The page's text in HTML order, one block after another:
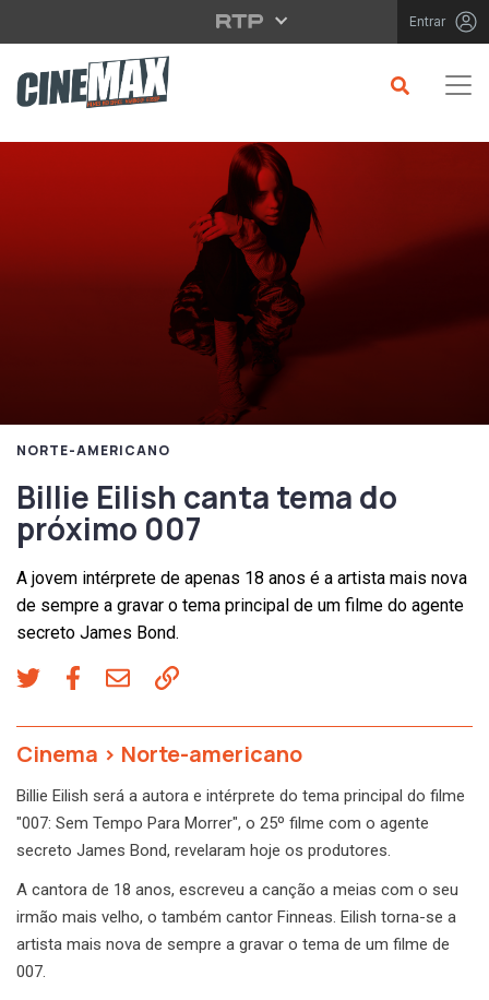
Saltar para o conteúdo principal Entrar
NORTE-AMERICANO
Billie Eilish canta tema do
próximo 007
A jovem intérprete de apenas 18 anos é a artista mais nova
de sempre a gravar o tema principal de um filme do agente
secreto James Bond.
Cinema > Norte-americano
Billie Eilish será a autora e intérprete do tema principal do filme
"007: Sem Tempo Para Morrer", o 25º filme com o agente
secreto James Bond, revelaram hoje os produtores.
A cantora de 18 anos, escreveu a canção a meias com o seu
irmão mais velho, o também cantor Finneas. Eilish torna-se a
artista mais nova de sempre a gravar o tema de um filme de
007.